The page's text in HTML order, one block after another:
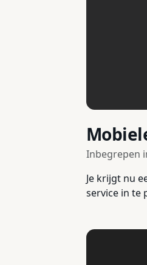
Inbegrepen
Je krijgt nu
service in te